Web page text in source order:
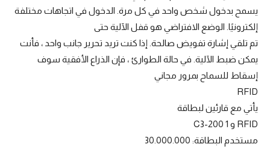
يسمح بدخول شخص واحد في كل مرة. الدخول في اتجاهات مختلفة
إلكترونيًا. الوضع الافتراضي هو قفل الآلية حتى
تم تلقي إشارة تفويض صالحة. إذا كنت تريد تحرير جانب واحد ، فأنت
يمكن ضبط الآلية. في حالة الطوارئ ، فإن الذراع الأفقية سوف
إسقاط للسماح بمرور مجاني
RFID
يأتي مع قارئين لبطاقة
RFID و 1 C3-200
مستخدم البطاقة: 30.000.000